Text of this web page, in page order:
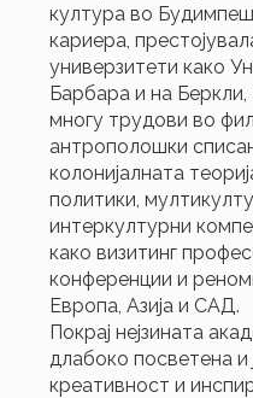
култура во
кариера,
универзитети како
Барбара и на Беркли,
многу трудови во
антрополошки
колонијалната
политики,
интеркултурни
како визитинг
конференции и
Европа, Азија и САД.
Покрај нејзината
длабоко посветена и
креативност и